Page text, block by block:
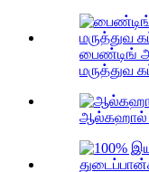
பைண்டிங்
மருத்துவ
ஆல்கஹால்